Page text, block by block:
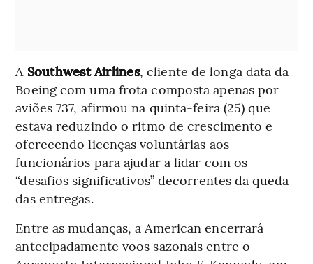
A Southwest Airlines, cliente de longa data da
Boeing com uma frota composta apenas por
aviões 737, afirmou na quinta-feira (25) que
estava reduzindo o ritmo de crescimento e
oferecendo licenças voluntárias aos
funcionários para ajudar a lidar com os
“desafios significativos” decorrentes da queda
das entregas.
Entre as mudanças, a American encerrará
antecipadamente voos sazonais entre o